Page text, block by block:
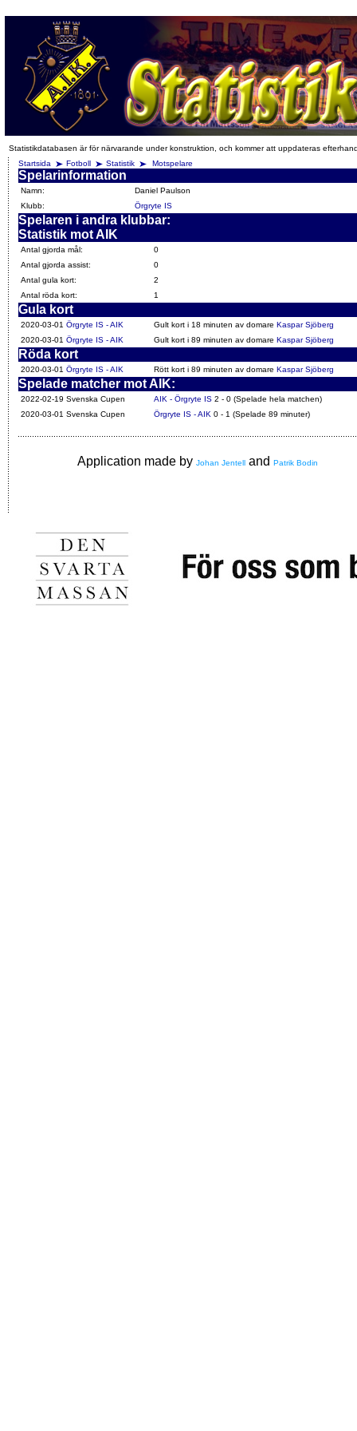
Statistikdatabasen är för närvarande under konstruktion, och kommer att uppdateras
Startsida
Fotboll Statistik Motspelare
Spelarinformation
Namn:
Daniel Paulson
Klubb:
Örgryte IS
Spelaren i andra klubbar:
Statistik mot AIK
Antal gjorda mål:
0
Antal gjorda assist:
0
Antal gula kort:
2
Antal röda kort:
1
Gula kort
2020-03-01 Örgryte IS - AIK Gult kort i 18 minuten av domare Kaspar Sjöberg
2020-03-01 Örgryte IS - AIK Gult kort i 89 minuten av domare Kaspar Sjöberg
Röda kort
2020-03-01 Örgryte IS - AIK Rött kort i 89 minuten av domare Kaspar Sjöberg
Spelade matcher mot AIK:
2022-02-19 Svenska Cupen AIK - Örgryte IS 2 - 0 (Spelade hela matchen)
2020-03-01 Svenska Cupen
Örgryte IS - AIK 0 - 1 (Spelade 89 minuter)
Application made by Johan Jentell and Patrik Bodin